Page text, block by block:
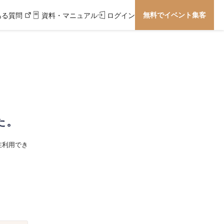
質問 資料・マニュアル ログイン 無料でイベント集客
用でき